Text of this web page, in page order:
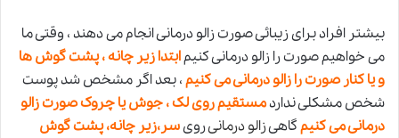
بیشتر افراد برای زیبائی صورت زالو درمانی انجام می دهند ، وقتی ما
می خواهیم صورت را زالو درمانی کنیمابتدا زیر چانه ، پشت گوش ها
و یا کنار صورت را زالو درمانی می کنیم، بعد اگر مشخص شد پوست
شخص مشکلی نداردمستقیم روی لک ، جوش یا چروک صورت زالو
درمانی می کنیمگاهیزالو درمانیرویسر،زیر چانه، پشت گوش